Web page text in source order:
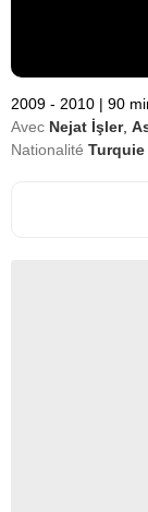
2009 - 2010 | 90
Avec Nejat İşler,
Nationalité Turquie